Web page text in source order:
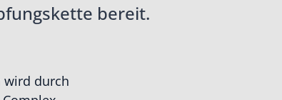
bereit.
wird durch